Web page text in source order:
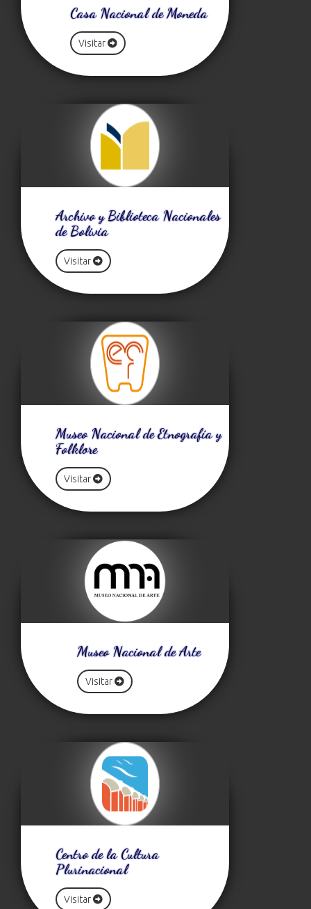
Casa Nacional de Moneda
Visitar
Archivo y Biblioteca Nacionales
de Bolivia
Visitar
Museo Nacional de Etnografía y
Folklore
Visitar
Museo Nacional de Arte
Visitar
Centro de la Cultura
Plurinacional
Visitar